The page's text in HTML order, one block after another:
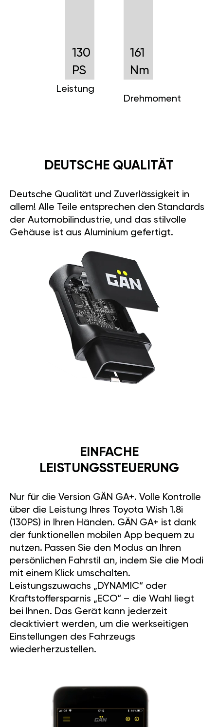
130
PS
Leistung
161
Nm
Drehmoment
DEUTSCHE QUALITÄT
Deutsche Qualität und Zuverlässigkeit in
allem! Alle Teile entsprechen den Standards
der Automobilindustrie, und das stilvolle
Gehäuse ist aus Aluminium gefertigt.
EINFACHE
LEISTUNGSSTEUERUNG
Nur für die Version GÄN GA+. Volle Kontrolle
über die Leistung Ihres Toyota Wish 1.8i
(130PS) in Ihren Händen. GÄN GA+ ist dank
der funktionellen mobilen App bequem zu
nutzen. Passen Sie den Modus an Ihren
persönlichen Fahrstil an, indem Sie die Modi
mit einem Klick umschalten.
Leistungszuwachs „DYNAMIC“ oder
Kraftstoffersparnis „ECO“ – die Wahl liegt
bei Ihnen. Das Gerät kann jederzeit
deaktiviert werden, um die werkseitigen
Einstellungen des Fahrzeugs
wiederherzustellen.